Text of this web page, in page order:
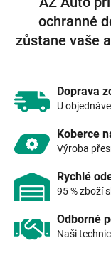
ochranné
zůstane vaše
Doprava
U
Koberce
Výroba
Rychlé
95 % zboží
Odborné
Naši